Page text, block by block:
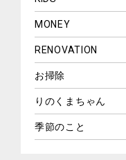
MONEY
RENOVATION
お掃除
りのくまちゃん
季節のこと